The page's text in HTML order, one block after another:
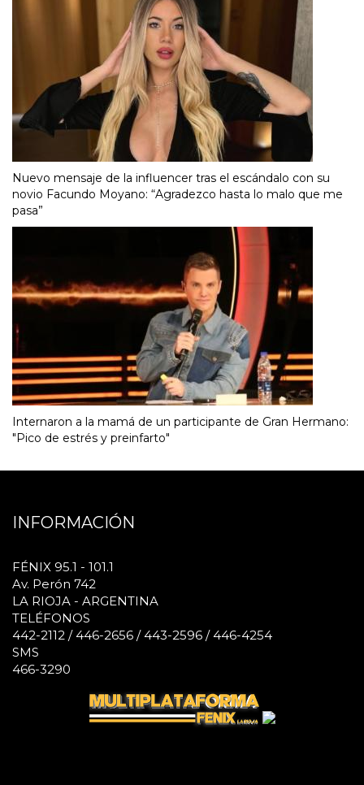
Nuevo mensaje de la influencer tras el escándalo con su
novio Facundo Moyano: “Agradezco hasta lo malo que me
pasa”
Internaron a la mamá de un participante de Gran Hermano:
"Pico de estrés y preinfarto"
INFORMACIÓN
FÉNIX 95.1 - 101.1
Av. Perón 742
LA RIOJA - ARGENTINA
TELÉFONOS
442-2112 / 446-2656 / 443-2596 / 446-4254
SMS
466-3290